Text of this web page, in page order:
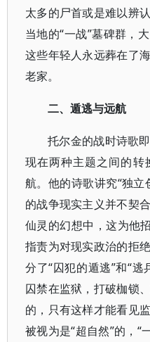
太多的尸首或是难以辨
当地的“一战”墓碑群，
这些年轻人永远葬在了
老家。
二、遁逃与远航
托尔金的战时诗歌
现在两种主题之间的转
航。他的诗歌讲究“独
的战争现实主义并不契
仙灵的幻想中，这为他
指责为对现实政治的拒
分了“囚犯的遁逃”和“
囚禁在监狱，打破枷锁
的，只有这样才能看见
被视为是“超自然”的，“